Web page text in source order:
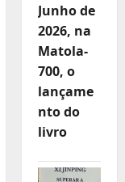
Junho de
2026, na
Matola-
700, o
lançame
nto do
livro